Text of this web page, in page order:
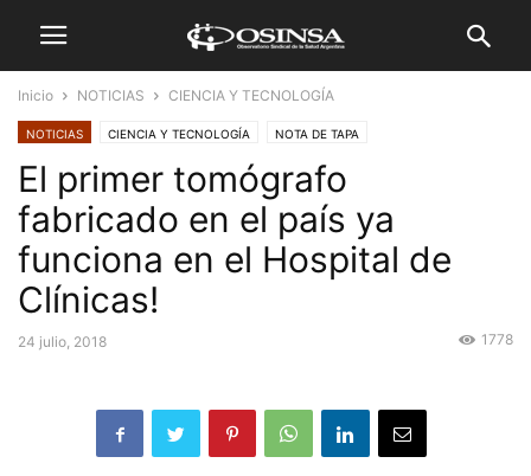
Inicio NOTICIAS CIENCIA Y TECNOLOGÍA
NOTICIAS CIENCIA Y TECNOLOGÍA NOTA DE TAPA
El primer tomógrafo
fabricado en el país ya
funciona en el Hospital de
Clínicas!
24 julio, 2018 1778